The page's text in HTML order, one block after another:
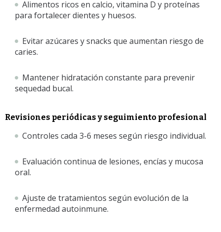
Alimentos ricos en calcio, vitamina D y proteínas
para fortalecer dientes y huesos.
Evitar azúcares y snacks que aumentan riesgo de
caries.
Mantener hidratación constante para prevenir
sequedad bucal.
Revisiones periódicas y seguimiento profesional
Controles cada 3-6 meses según riesgo individual.
Evaluación continua de lesiones, encías y mucosa
oral.
Ajuste de tratamientos según evolución de la
enfermedad autoinmune.